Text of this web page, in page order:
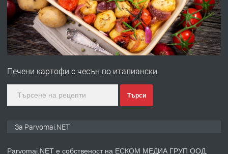
преди 1 година
ПРЕДЛАГА
Монтажник на малки детайли за
Печени картофи с чесън по италиански
Търси
За Parvomai.NET
Parvomai.NET е собственост на ЕСКОМ МЕДИА ГРУП ООД.